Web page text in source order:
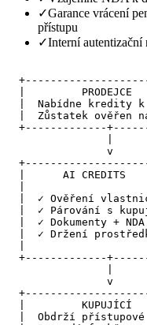
✓Garance vrácení
přístupu
✓Interní autentizační
|         PRODEJCE
|  Nabídne kredity k
|  Zůstatek ověřen
+-------------
                v
|      AI CREDITS
|  ✓ Ověření
|  ✓ Párování s
|  ✓ Dokumenty + NDA
|  ✓ Držení
+-------------
                v
|         KUPUJÍCÍ
|  Obdrží přístupové